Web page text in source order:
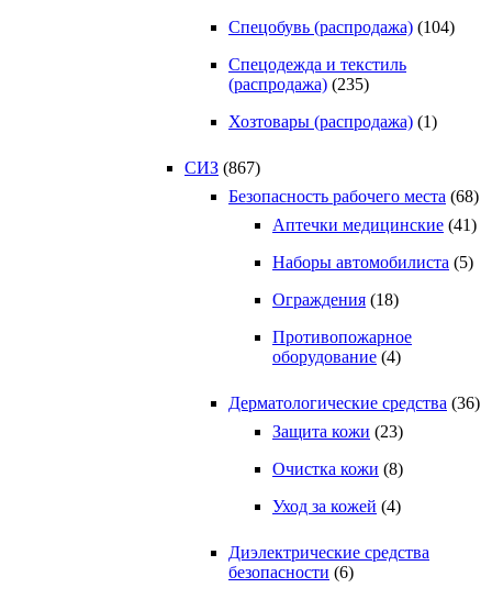
Спецобувь (распродажа) (104)
Спецодежда и текстиль
(распродажа) (235)
Хозтовары (распродажа) (1)
СИЗ (867)
Безопасность рабочего места (68)
Аптечки медицинские (41)
Наборы автомобилиста (5)
Ограждения (18)
Противопожарное
оборудование (4)
Дерматологические средства (36)
Защита кожи (23)
Очистка кожи (8)
Уход за кожей (4)
Диэлектрические средства
безопасности (6)